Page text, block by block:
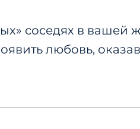
соседях в вашей
любовь,